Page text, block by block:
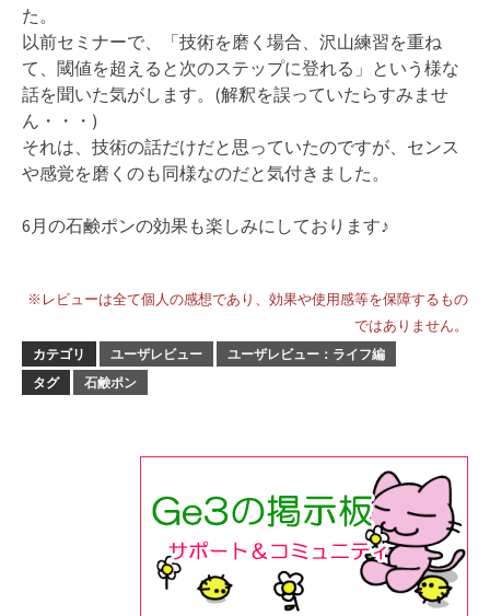
た。
以前セミナーで、「技術を磨く場合、沢山練習を重ね
て、閾値を超えると次のステップに登れる」という様な
話を聞いた気がします。(解釈を誤っていたらすみませ
ん・・・)
それは、技術の話だけだと思っていたのですが、センス
や感覚を磨くのも同様なのだと気付きました。
6月の石鹸ポンの効果も楽しみにしております♪
※レビューは全て個人の感想であり、効果や使用感等を保障するもの
ではありません。
カテゴリ ユーザレビュー
ユーザレビュー：ライフ編
タグ
石鹸ポン